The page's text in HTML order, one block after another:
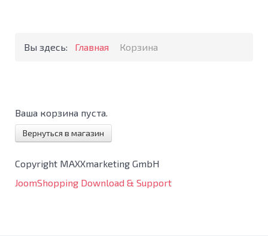
Вы здесь: Главная Корзина
Ваша корзина пуста.
Вернуться в магазин
Copyright MAXXmarketing GmbH
JoomShopping Download & Support